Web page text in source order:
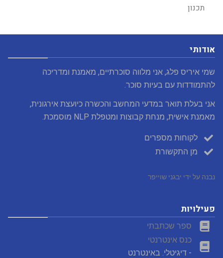
תכנון
אודותי
שמי איריס פלג, אני מלווה סוכרתיים, מאמנת ומדריכה
להתמודדות עם בעיות סוכר.
אני בעלת תואר במדעי המחשב והכשרה כיועצת אירגונית,
מאמנת אישית, מנחת קבוצות ומטפלת NLP מוסמכת.
לקוחות מספרים
מן התקשורת
נבנה על ידי יבגני שוייפר
פעילויות
ספר שכתבתי
כנס אינטרנטי
- דיגיטלי. באינטרנט